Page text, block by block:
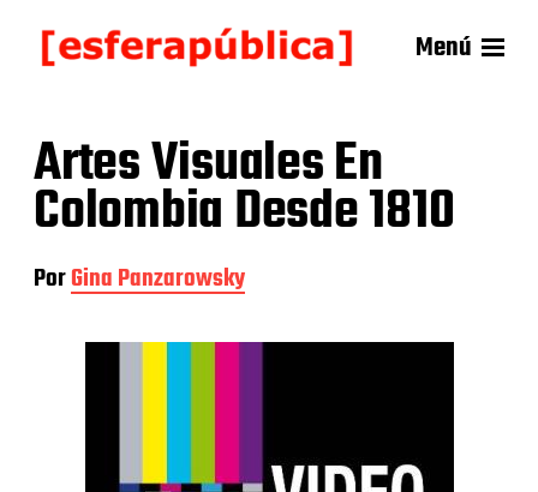
Menú
Artes Visuales En
Colombia Desde 1810
PorGina Panzarowsky